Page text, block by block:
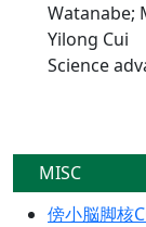
Watanabe;
Yilong Cui
Science
MISC
傍小脳脚核